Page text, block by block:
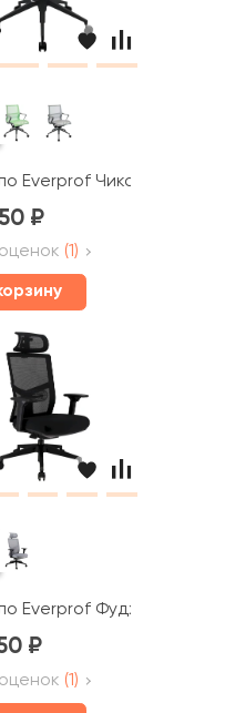
Everprof Чикаго /
оценок (1)
Everprof Фуджи / Fuji
оценок (1)